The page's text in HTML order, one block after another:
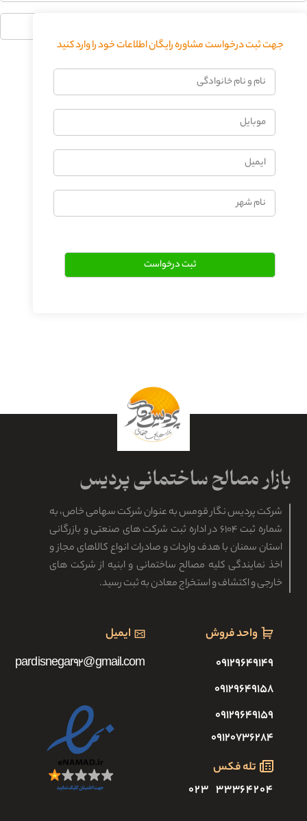
جهت ثبت درخواست مشاوره رایگان اطلاعات خود را وارد کنید
نام
و
خانوادگی
موبایل
ایمیل
نام
شهر
شرکت پردیس نگار قومس به عنوان شرکت سهامی خاص، به
شماره ثبت ۶۱۰۴ در اداره ثبت شرکت های صنعتی و بازرگانی
استان سمنان با هدف واردات و صادرات انواع کالاهای مجاز و
اخذ نمایندگی کلیه مصالح ساختمانی و ابنیه از شرکت های
خارجی و اکتشاف و استخراج معادن به ثبت رسید.
واحد فروش
۰۹۱۲۹۶۴۹۱۴۹
۰۹۱۲۹۶۴۹۱۵۸
۰۹۱۲۹۶۴۹۱۵۹
۰۹۱۲۰۷۳۶۲۸۴
تله فکس
۳۳۳۶۴۲۰۴ ۰۲۳
ایمیل
pardisnegar92@gmail.com